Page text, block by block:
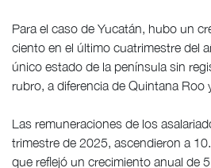
Para el caso de Yucatán, hubo un
ciento en el último cuatrimestre del
único estado de la península sin
rubro, a diferencia de Quintana Roo
Las remuneraciones de los
trimestre de 2025, ascendieron a
que reflejó un crecimiento anual de